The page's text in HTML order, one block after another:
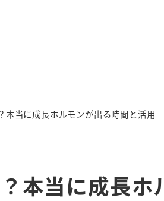
本当に成長ホルモンが出る時間と活用
本当に成長ホ